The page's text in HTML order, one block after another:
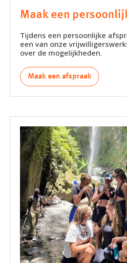
Maak een
Tijdens een persoonlijke
een van onze
over de mogelijkheden.
Maak een afspraak